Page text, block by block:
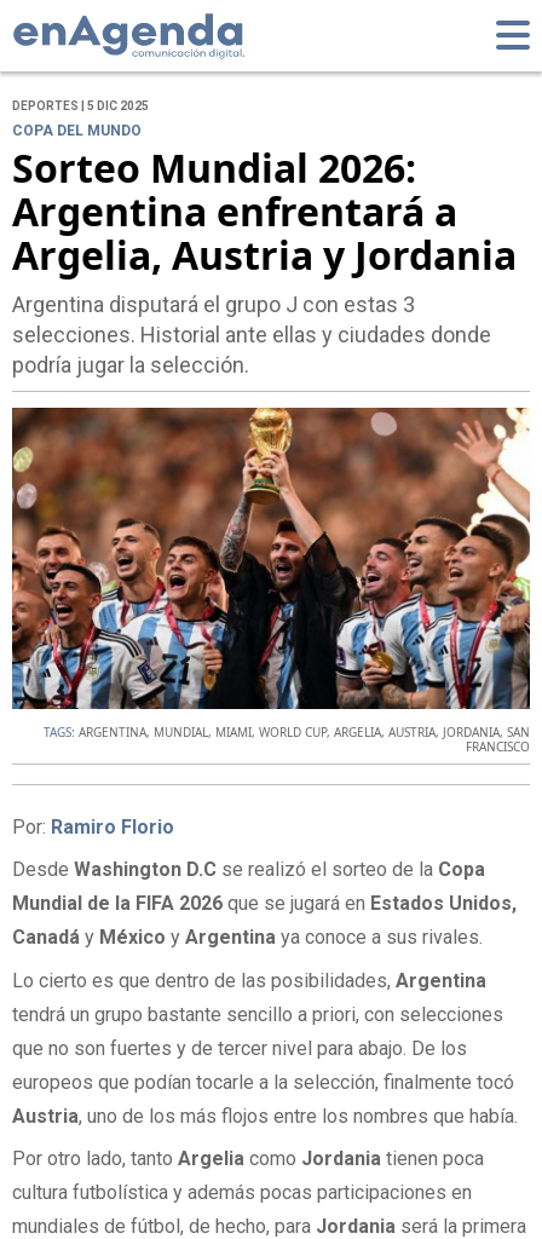
DEPORTES | 5 DIC 2025
COPA DEL MUNDO
Sorteo Mundial 2026:
Argentina enfrentará a
Argelia, Austria y Jordania
Argentina disputará el grupo J con estas 3
selecciones. Historial ante ellas y ciudades donde
podría jugar la selección.
TAGS: ARGENTINA, MUNDIAL, MIAMI, WORLD CUP, ARGELIA, AUSTRIA, JORDANIA, SAN
FRANCISCO
Por: Ramiro Florio
Desde Washington D.C se realizó el sorteo de la Copa
Mundial de la FIFA 2026 que se jugará en Estados Unidos,
Canadá y México y Argentina ya conoce a sus rivales.
Lo cierto es que dentro de las posibilidades, Argentina
tendrá un grupo bastante sencillo a priori, con selecciones
que no son fuertes y de tercer nivel para abajo. De los
europeos que podían tocarle a la selección, finalmente tocó
Austria, uno de los más flojos entre los nombres que había.
Por otro lado, tanto Argelia como Jordania tienen poca
cultura futbolística y además pocas participaciones en
mundiales de fútbol, de hecho, para Jordania será la primera